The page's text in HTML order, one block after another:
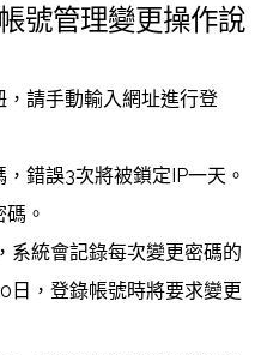
號管理變更操作說
請手動輸入網址進行登
錯誤3次將被鎖定IP一天。
。
系統會記錄每次變更密碼的
日，登錄帳號時將要求變更